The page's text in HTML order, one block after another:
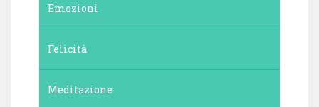
Emozioni
Felicità
Meditazione